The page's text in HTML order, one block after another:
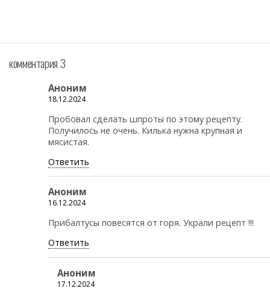
комментария 3
Аноним
18.12.2024
Пробовал сделать шпроты по этому рецепту.
Получилось не очень. Килька нужна крупная и
мясистая.
Ответить
Аноним
16.12.2024
Прибалтусы повесятся от горя. Украли рецепт !!!
Ответить
Аноним
17.12.2024